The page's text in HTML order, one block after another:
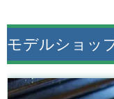
モデルショッ